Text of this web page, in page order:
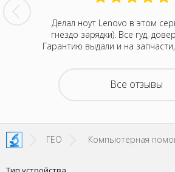
за
Делал ноут Lenovo в этом
гнездо зарядки). Все гуд,
Гарантию выдали и на
Все отзывы
ГЕО Компьютерная